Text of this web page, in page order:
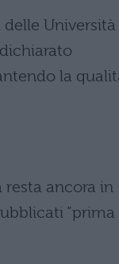
Università
la
resta ancora in
“prima